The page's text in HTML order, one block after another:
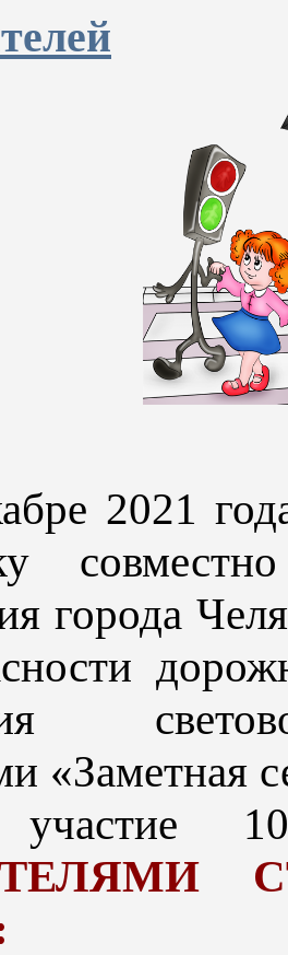
2021
города
«Заметная